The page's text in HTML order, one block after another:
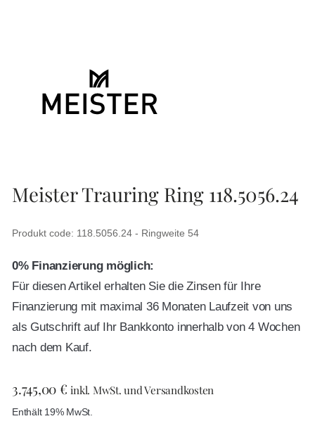
Meister Trauring Ring 118.5056.24
Produkt code: 118.5056.24 - Ringweite 54
0% Finanzierung möglich:
Für diesen Artikel erhalten Sie die Zinsen für Ihre
Finanzierung mit maximal 36 Monaten Laufzeit von uns
als Gutschrift auf Ihr Bankkonto innerhalb von 4 Wochen
nach dem Kauf.
3.745,00€ inkl. MwSt. und Versandkosten
Enthält 19% MwSt.